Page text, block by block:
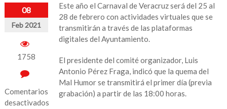
08
Feb 2021
1758
Comentarios
desactivados
Este año el Carnaval de Veracruz será del 25 al
28 de febrero con actividades virtuales que se
transmitirán a través de las plataformas
digitales del Ayuntamiento.
El presidente del comité organizador, Luis
Antonio Pérez Fraga, indicó que la quema del
Mal Humor se transmitirá el primer día (previa
grabación) a partir de las 18:00 horas.